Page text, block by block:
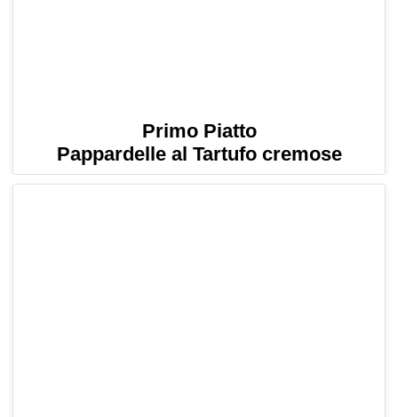
Primo Piatto
Pappardelle al Tartufo cremose